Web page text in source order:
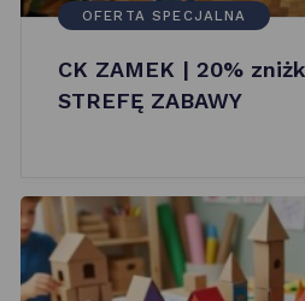
OFERTA SPECJALNA
CK ZAMEK | 20%
STREFĘ ZABAWY